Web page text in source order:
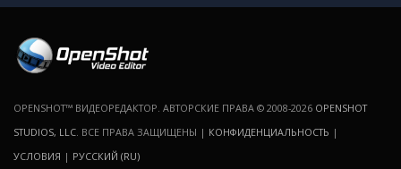
OPENSHOT™ ВИДЕОРЕДАКТОР. АВТОРСКИЕ ПРАВА © 2008-2026 OPENSHOT
STUDIOS, LLC . ВСЕ ПРАВА ЗАЩИЩЕНЫ | КОНФИДЕНЦИАЛЬНОСТЬ |
УСЛОВИЯ | РУССКИЙ (RU)